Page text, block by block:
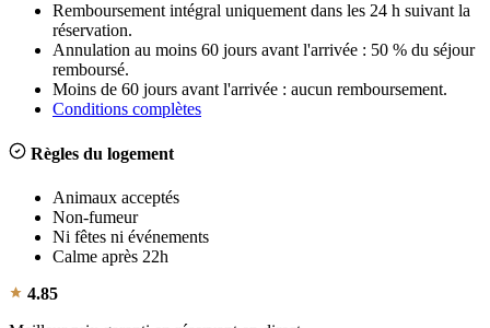
Remboursement intégral uniquement dans les 24 h suivant la
réservation.
Annulation au moins 60 jours avant l'arrivée : 50 % du séjour
remboursé.
Moins de 60 jours avant l'arrivée : aucun remboursement.
Conditions complètes
Règles du logement
Animaux acceptés
Non-fumeur
Ni fêtes ni événements
Calme après 22h
4.85